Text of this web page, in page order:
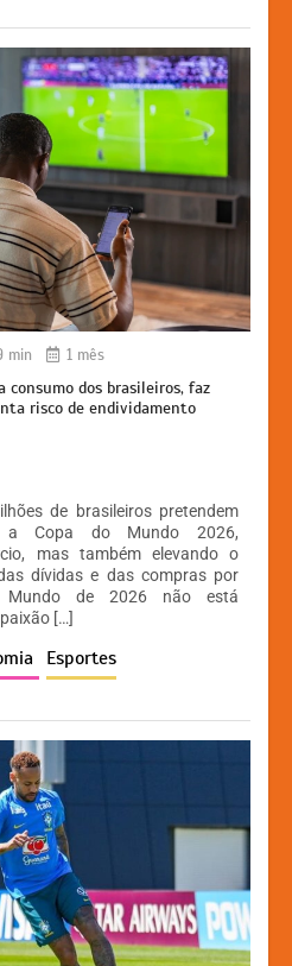
min 1 mês
consumo dos brasileiros, faz
risco de endividamento
o
p
y
Li
n
k
de brasileiros pretendem
a Copa do Mundo 2026,
mas também elevando o
dívidas e das compras por
de 2026 não está
[…]
Esportes